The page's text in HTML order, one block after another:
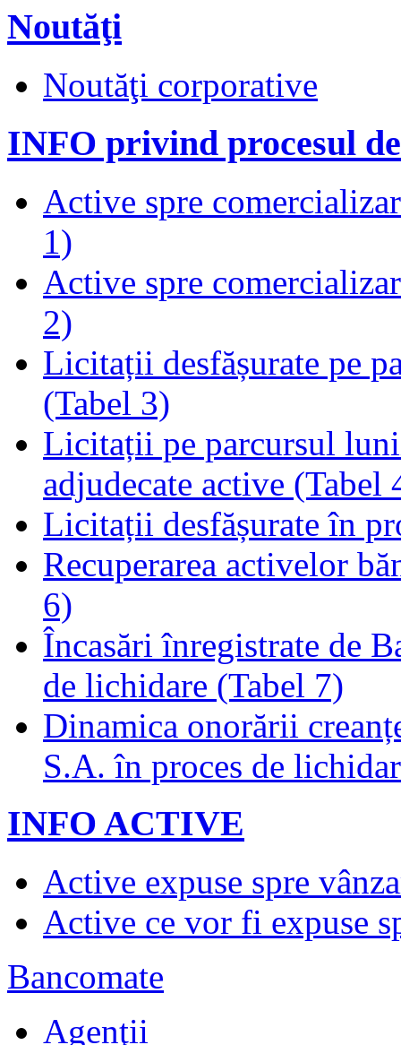
Noutăţi
Noutăţi corporative
INFO privind procesul
Active spre
1)
Active spre
2)
Licitații desfășurate pe
(Tabel 3)
Licitații pe parcursul
adjudecate active (Tabel
Licitații desfășurate în
Recuperarea activelor
6)
Încasări înregistrate de
de lichidare (Tabel 7)
Dinamica onorării
S.A. în proces de
INFO ACTIVE
Active expuse spre
Active ce vor fi expuse
Bancomate
Agenţii